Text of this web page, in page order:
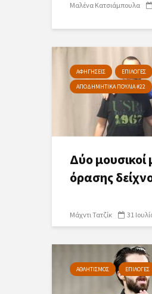
Μαλένα Κατσιάμπουλα
ΑΦΗΓΗΣΕΙΣ ΕΠΙΛΟΓΕΣ
ΑΠΟΔΗΜΗΤΙΚΑ ΠΟΥΛΙΑ #22
Δύο
όρασης
Μάχντι Τατζίκ 31
ΑΘΛΗΤΙΣΜΟΣ ΕΠΙΛΟΓΕΣ